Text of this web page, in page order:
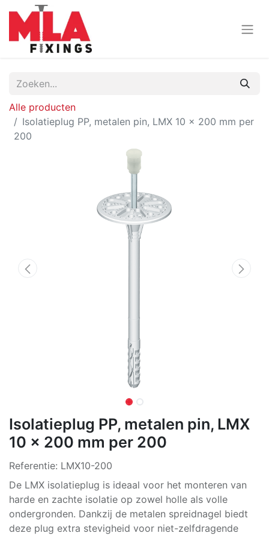
Alle producten
Isolatieplug PP, metalen pin, LMX 10 x 200 mm per
200
Isolatieplug PP, metalen pin, LMX
10 x 200 mm per 200
Referentie: LMX10-200
De LMX isolatieplug is ideaal voor het monteren van
harde en zachte isolatie op zowel holle als volle
ondergronden. Dankzij de metalen spreidnagel biedt
deze plug extra stevigheid voor niet-zelfdragende